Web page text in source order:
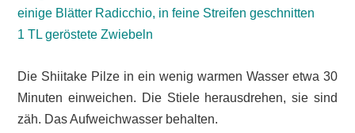
einige Blätter Radicchio, in feine Streifen geschnitten
1 TL geröstete Zwiebeln
Die Shiitake Pilze in ein wenig warmen Wasser etwa 30
Minuten einweichen. Die Stiele herausdrehen, sie sind
zäh. Das Aufweichwasser behalten.